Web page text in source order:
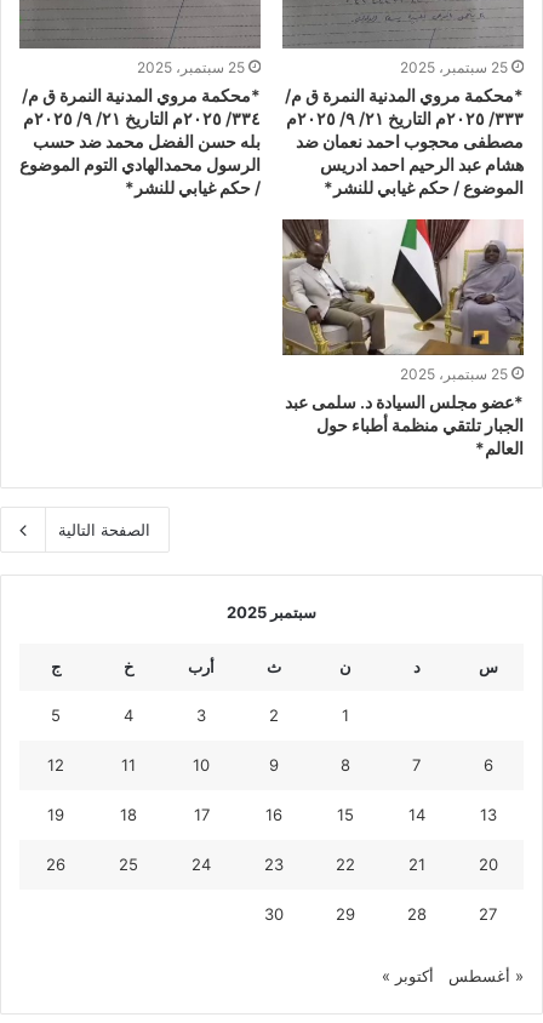
25 سبتمبر، 2025
*محكمة مروي المدنية النمرة ق م/
٣٣٣/ ٢٠٢٥م التاريخ ٢١/ ٩/ ٢٠٢٥م
مصطفى محجوب احمد نعمان ضد
هشام عبد الرحيم احمد ادريس
الموضوع / حكم غيابي للنشر*
25 سبتمبر، 2025
*محكمة مروي المدنية النمرة ق م/
٣٣٤/ ٢٠٢٥م التاريخ ٢١/ ٩/ ٢٠٢٥م
بله حسن الفضل محمد ضد حسب
الرسول محمدالهادي التوم الموضوع
/ حكم غيابي للنشر*
25 سبتمبر، 2025
*عضو مجلس السيادة د. سلمى عبد
الجبار تلتقي منظمة أطباء حول
العالم*
الصفحة التالية
سبتمبر 2025
س د ن ث أرب خ ج
1
2
3
4
5
6
7
8
9
10
11
12
13
14
15
16
17
18
19
20
21
22
23
24
25
26
27
28
29
30
« أغسطس أكتوبر »